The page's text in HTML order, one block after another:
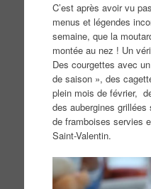
C’est après avoir vu
menus et légendes
semaine, que la
montée au nez ! Un
Des courgettes avec
de saison », des
plein mois de février,
des aubergines
de framboises servies
Saint-Valentin.